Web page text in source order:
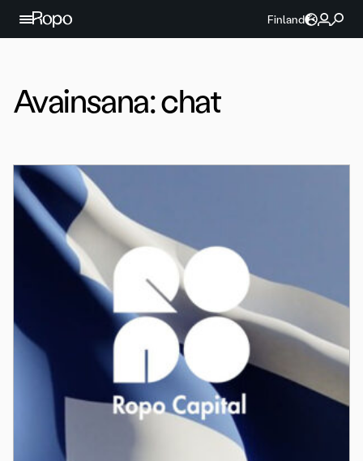
Jatka sisältöön
Finland
Avainsana:chat